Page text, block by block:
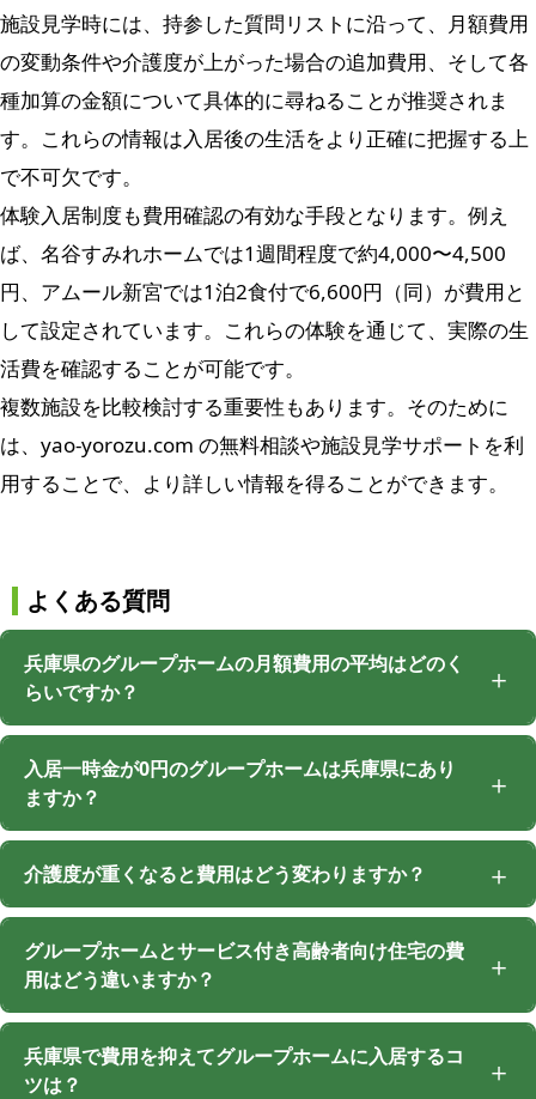
施設見学時には、持参した質問リストに沿って、月額費用
の変動条件や介護度が上がった場合の追加費用、そして各
種加算の金額について具体的に尋ねることが推奨されま
す。これらの情報は入居後の生活をより正確に把握する上
で不可欠です。
体験入居制度も費用確認の有効な手段となります。例え
ば、名谷すみれホームでは1週間程度で約4,000〜4,500
円、アムール新宮では1泊2食付で6,600円（同）が費用と
して設定されています。これらの体験を通じて、実際の生
活費を確認することが可能です。
複数施設を比較検討する重要性もあります。そのために
は、yao-yorozu.com の無料相談や施設見学サポートを利
用することで、より詳しい情報を得ることができます。
よくある質問
兵庫県のグループホームの月額費用の平均はどのく
らいですか？
入居一時金が0円のグループホームは兵庫県にあり
ますか？
介護度が重くなると費用はどう変わりますか？
グループホームとサービス付き高齢者向け住宅の費
用はどう違いますか？
兵庫県で費用を抑えてグループホームに入居するコ
ツは？